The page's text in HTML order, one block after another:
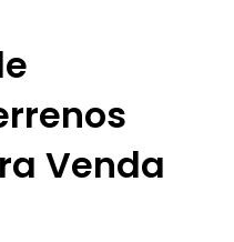
Venda